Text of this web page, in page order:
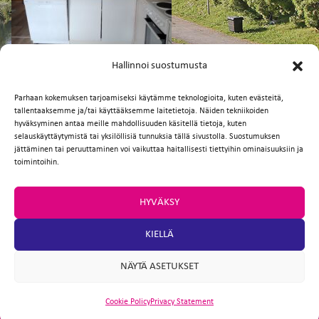
Hallinnoi suostumusta
Parhaan kokemuksen tarjoamiseksi käytämme teknologioita, kuten evästeitä,
tallentaaksemme ja/tai käyttääksemme laitetietoja. Näiden tekniikoiden
hyväksyminen antaa meille mahdollisuuden käsitellä tietoja, kuten
selauskäyttäytymistä tai yksilöllisiä tunnuksia tällä sivustolla. Suostumuksen
jättäminen tai peruuttaminen voi vaikuttaa haitallisesti tiettyihin ominaisuuksiin ja
toimintoihin.
HYVÄKSY
KIELLÄ
NÄYTÄ ASETUKSET
Cookie PolicyPrivacy Statement
FI
Facebook
TwitterEmailWhatsApp